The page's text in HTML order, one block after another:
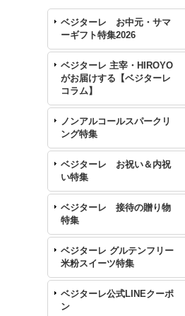
ベジターレ お中元・サマ
ーギフト特集2026
ベジターレ 主宰・HIROYO
がお届けする【ベジターレ
コラム】
ノンアルコールスパークリ
ング特集
ベジターレ お祝い＆内祝
い特集
ベジターレ 接待の贈り物
特集
ベジターレ グルテンフリー
米粉スイーツ特集
ベジターレ公式LINEクーポ
ン